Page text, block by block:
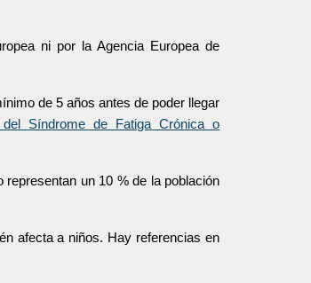
ni por la Agencia Europea de
de 5 años antes de poder llegar
del Síndrome de Fatiga Crónica o
representan un 10 % de la población
afecta a niños. Hay referencias en